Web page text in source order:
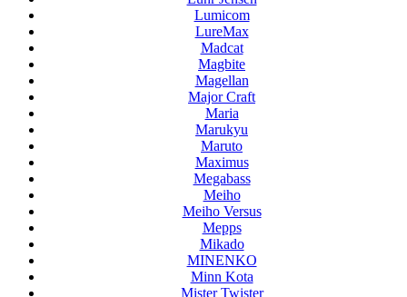
Lumicom
LureMax
Madcat
Magbite
Magellan
Major Craft
Maria
Marukyu
Maruto
Maximus
Megabass
Meiho
Meiho Versus
Mepps
Mikado
MINENKO
Minn Kota
Mister Twister